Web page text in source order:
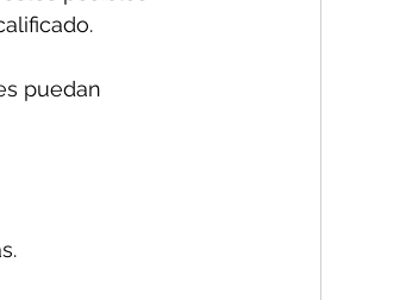
puedan